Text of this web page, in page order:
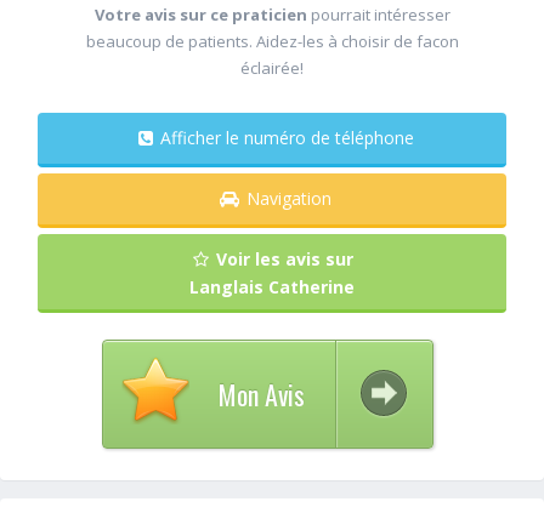
Votre avis sur ce praticien pourrait intéresser
beaucoup de patients. Aidez-les à choisir de facon
éclairée!
Afficher le numéro de téléphone
Navigation
Voir les avis sur
Langlais Catherine
Mon Avis